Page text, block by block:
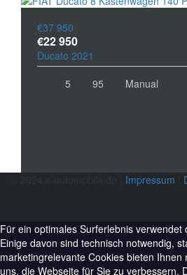
€37 950
€22 950
Ducato 2021
5
95 Manual
Impressum
Für ein optimales Surferlebnis verwendet
Einige davon sind technisch notwendig,
marketingrelevante Cookies bieten
uns, die Webseite für Sie zu verbessern.